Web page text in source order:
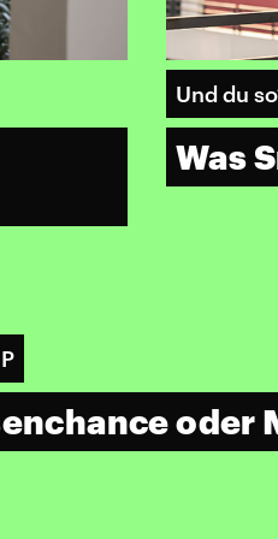
Und du
Was
oder